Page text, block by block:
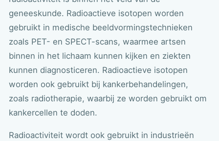
geneeskunde. Radioactieve isotopen worden
gebruikt in medische beeldvormingstechnieken
zoals PET- en SPECT-scans, waarmee artsen
binnen in het lichaam kunnen kijken en ziekten
kunnen diagnosticeren. Radioactieve isotopen
worden ook gebruikt bij kankerbehandelingen,
zoals radiotherapie, waarbij ze worden gebruikt om
kankercellen te doden.
Radioactiviteit wordt ook gebruikt in industrieën